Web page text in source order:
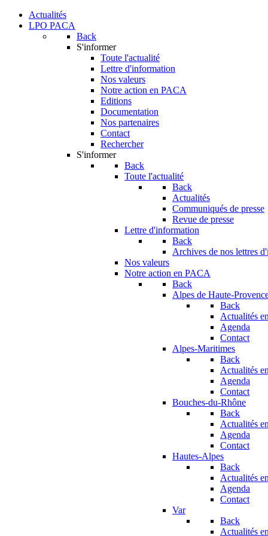
Actualités
LPO PACA
Back
S'informer
Toute l'actualité
Lettre d'information
Nos valeurs
Notre action en PACA
Editions
Documentation
Nos partenaires
Contact
Rechercher
S'informer
Back
Toute l'actualité
Back
Actualités
Communiqués de presse
Revue de presse
Lettre d'information
Back
Archives de nos lettres
Nos valeurs
Notre action en PACA
Back
Alpes de Haute-
Back
Actualités
Agenda
Contact
Alpes-Maritimes
Back
Actualités
Agenda
Contact
Bouches-du-Rhône
Back
Actualités
Agenda
Contact
Hautes-Alpes
Back
Actualités
Agenda
Contact
Var
Back
Actualités